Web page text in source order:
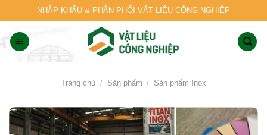
to
content
NHẬP KHẨU & PHÂN PHỐI VẬT LIỆU CÔNG NGHIỆP
Trang chủ / Sản phẩm / Sản phẩm Inox